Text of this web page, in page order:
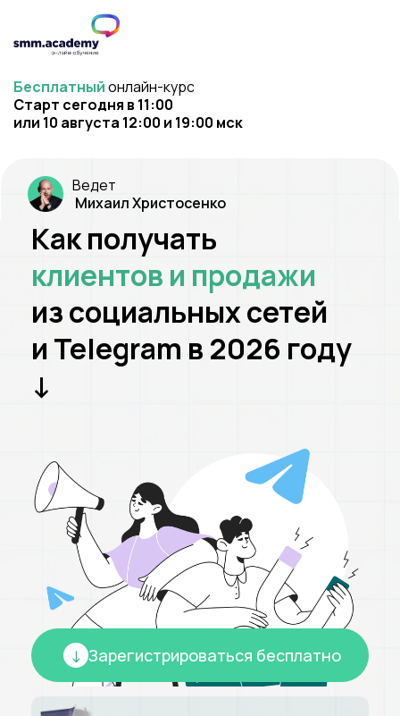
Бесплатныйонлайн-курс
Старт сегодня в 11:00
или 10 августа 12:00 и 19:00 мск
Ведет
Михаил Христосенко
Как получать
клиентов и продажи
из социальных сетей
и Telegram в 2026 году
Зарегистрироваться бесплатно